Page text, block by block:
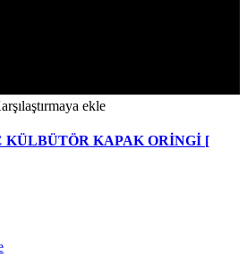
ekle
KÜLBÜTÖR KAPAK ORİNGİ [